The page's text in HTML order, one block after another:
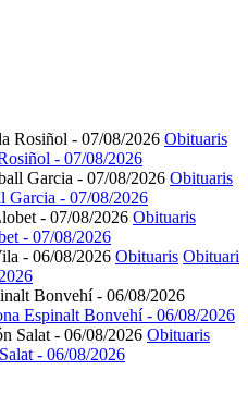
Obituaris
- 07/08/2026
Obituaris
Garcia - 07/08/2026
Obituaris
- 07/08/2026
Obituaris Obituari
Espinalt Bonvehí - 06/08/2026
Obituaris
- 06/08/2026